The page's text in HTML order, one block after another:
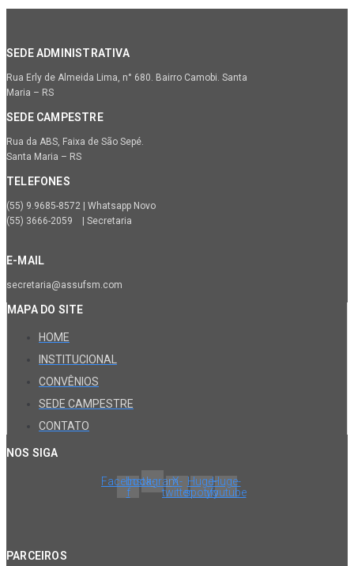
SEDE ADMINISTRATIVA
Rua Erly de Almeida Lima, n° 680. Bairro Camobi. Santa
Maria – RS
SEDE CAMPESTRE
Rua da ABS, Faixa de São Sepé.
Santa Maria – RS
TELEFONES
(55) 9.9685-8572 | Whatsapp Novo
(55) 3666-2059 | Secretaria
E-MAIL
secretaria@assufsm.com
MAPA DO SITE
HOME
INSTITUCIONAL
CONVÊNIOS
SEDE CAMPESTRE
CONTATO
NOS SIGA
Facebook-
f
InstagramX-
twitter
Huge-
spotify
Huge-
youtube
PARCEIROS